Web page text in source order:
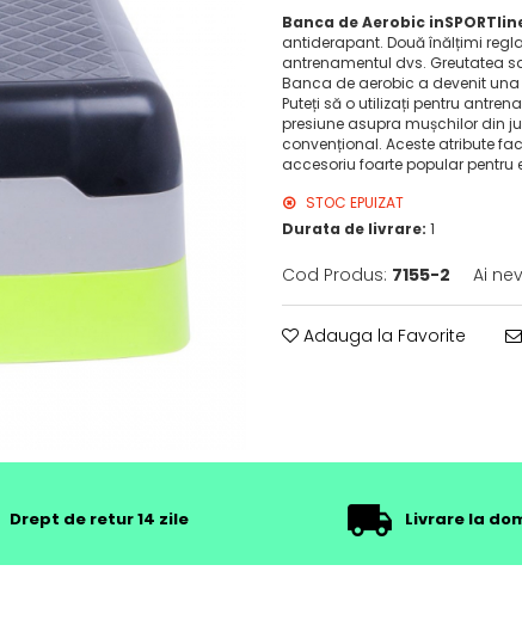
Banca de Aerobic
antiderapant. Două înălțimi
antrenamentul dvs. Greutatea
Banca de aerobic a devenit
Puteți să o utilizați pentru
presiune asupra mușchilor din
convențional. Aceste atribute
accesoriu foarte popular pentru
STOC EPUIZAT
Durata de livrare: 1
Cod Produs: 7155-2 Ai
Adauga la Favorite
Drept de retur 14 zile Livrare la